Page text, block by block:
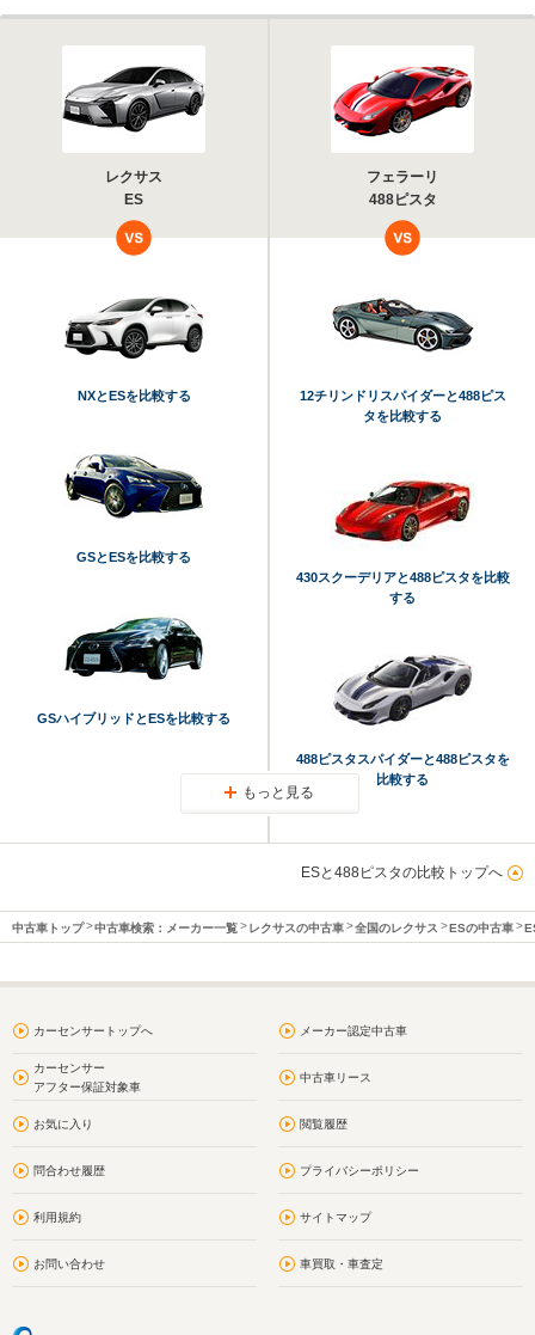
レクサス
ES
フェラーリ
488ピスタ
NXとESを比較する
GSとESを比較する
GSハイブリッドとESを比較する
12チリンドリスパイダーと488ピス
タを比較する
430スクーデリアと488ピスタを比較
する
488ピスタスパイダーと488ピスタを
比較する
もっと見る
ESと488ピスタの比較トップへ
中古車トップ 中古車検索：メーカー一覧 レクサスの中古車 全国のレクサス ESの中古車
カーセンサートップへ メーカー認定中古車
カーセンサー
アフター保証対象車
中古車リース
お気に入り 閲覧履歴
問合わせ履歴 プライバシーポリシー
利用規約 サイトマップ
お問い合わせ 車買取・車査定